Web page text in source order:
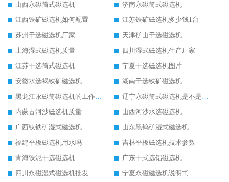
山西永磁筒式磁选机
济南永磁筒式磁选机
江西铁矿磁选机如何配置
江苏铁矿磁选机多少钱1台
苏州干选磁选机厂家
天津矿山干选磁选机
上海湿式磁选机质量
四川湿式磁选机生产厂家
江苏干选筒式磁选机
宁夏干选磁选机图片
安徽水选褐铁矿磁选机
湖南干选铁矿磁选机
黑龙江永磁筒磁选机的工作原理
辽宁永磁筒式磁选机是不是强磁
内蒙古河沙磁选机质量
山西河沙水选磁选机
广西钛铁矿湿式磁选机
山东黑钨矿湿式磁选机
福建平板磁选机用水吗
吉林平板磁选机技术参数
青海铁泥干选磁选机
广东干式选铝磁选机
四川永磁湿式磁选机批发
宁夏永磁磁选机说明书